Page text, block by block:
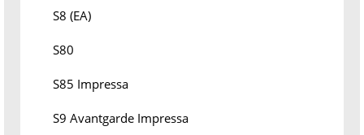
S8 (EA)
S80
S85 Impressa
S9 Avantgarde Impressa